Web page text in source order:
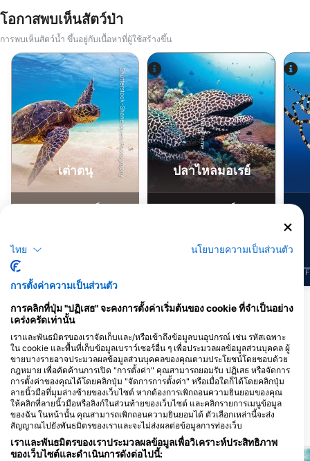
โอกาสพบเห็นสัตว์ป่า
การพบเห็นสัตว์น้ำ ขึ้นอยู่กับเนื้อหาที่ผู้ใช้สร้างขึ้น
Shutterstock-Shane Myers Photography
เต่าตนุ
Alamy-WaterFrame
ปลาไหลมอเรย์
F
ศูนย์ดำน้ำที่ให้บริการ ณ จุดดำน้ำแห่งนี้
Hawaiian Diving Adventures
1125 Ala Moana Blvd slip A-03,
96815 Honolulu, HI - สหรัฐอเมริกา
Trident Adventures
Bldg 6800 D Street, 96863 Oahu, HI
- สหรัฐอเมริกา
สถานที่ดำน้ำ ในบริเวณใกล้เคียง
ไทย นโยบายความเป็นส่วนตัว
การตั้งค่าความเป็นส่วนตัว
การคลิกที่ปุ่ม "ปฏิเสธ" จะคงการตั้งค่าเริ่มต้นของ cookie ที่จำเป็นอย่าง
เคร่งครัดเท่านั้น
เราและพันธมิตรของเราจัดเก็บและ/หรือเข้าถึงข้อมูลบนอุปกรณ์ เช่น รหัสเฉพาะ
ใน cookie และพื้นที่เก็บข้อมูลเบราว์เซอร์อื่น ๆ เพื่อประมวลผลข้อมูลส่วนบุคคล ผู้
ขายบางรายอาจประมวลผลข้อมูลส่วนบุคคลของคุณตามประโยชน์โดยชอบด้วย
กฎหมาย เพื่อคัดค้านการเปิด "การตั้งค่า" คุณสามารถยอมรับ ปฏิเสธ หรือจัดการ
การตั้งค่าของคุณได้โดยคลิกปุ่ม "จัดการการตั้งค่า" หรือเมื่อใดก็ได้โดยคลิกปุ่ม
ลายนิ้วมือที่มุมล่างซ้ายของเว็บไซต์ หากต้องการเพิกถอนความยินยอมของคุณ
ให้คลิกที่ลายนิ้วมือหรือลิงก์ในส่วนท้ายของเว็บไซต์ และคลิกรายการเมนูข้อมูล
ของฉัน ในหน้านั้น คุณสามารถเพิกถอนความยินยอมได้ ตัวเลือกเหล่านี้จะส่ง
สัญญาณไปยังพันธมิตรของเราและจะไม่ส่งผลต่อข้อมูลการท่องเว็บ
เราและพันธมิตรของเราประมวลผลข้อมูลเพื่อวิเคราะห์ประสิทธิภาพ
ของเว็บไซต์และดำเนินการดังต่อไปนี้: